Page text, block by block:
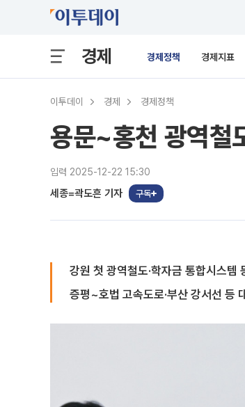
경제 경제정책 경제지표
이투데이 경제 경제정책
용문~홍천 광역
입력 2025-12-22 15:30
세종=곽도흔 기자 구독
강원 첫 광역철도·학자금 통합시스
증평~호법 고속도로·부산 강서선 등